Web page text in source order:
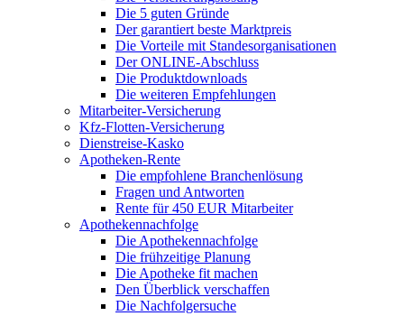
Die 5 guten Gründe
Der garantiert beste Marktpreis
Die Vorteile mit Standesorganisationen
Der ONLINE-Abschluss
Die Produktdownloads
Die weiteren Empfehlungen
Mitarbeiter-Versicherung
Kfz-Flotten-Versicherung
Dienstreise-Kasko
Apotheken-Rente
Die empfohlene Branchenlösung
Fragen und Antworten
Rente für 450 EUR Mitarbeiter
Apothekennachfolge
Die Apothekennachfolge
Die frühzeitige Planung
Die Apotheke fit machen
Den Überblick verschaffen
Die Nachfolgersuche